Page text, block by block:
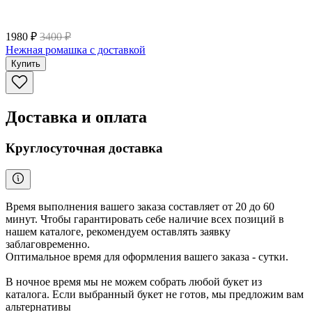
1980 ₽ 3400 ₽
Нежная ромашка с доставкой
Купить
Доставка и оплата
Круглосуточная доставка
Время выполнения вашего заказа составляет от 20 до 60
минут. Чтобы гарантировать себе наличие всех позиций в
нашем каталоге, рекомендуем оставлять заявку
заблаговременно.
Оптимальное время для оформления вашего заказа - сутки.
В ночное время мы не можем собрать любой букет из
каталога. Если выбранный букет не готов, мы предложим вам
альтернативы